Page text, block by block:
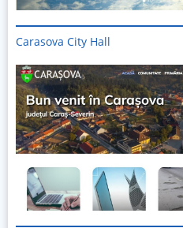
Carasova City Hall